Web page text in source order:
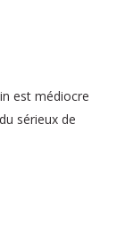
est médiocre
sérieux de